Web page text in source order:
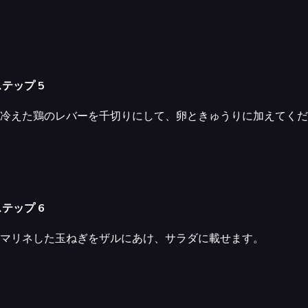
ップ 5
冷えた鶏のレバーを千切りにして、卵ときゅうりに加えてく
ップ 6
マリネした玉ねぎをザルにあけ、サラダに載せます。